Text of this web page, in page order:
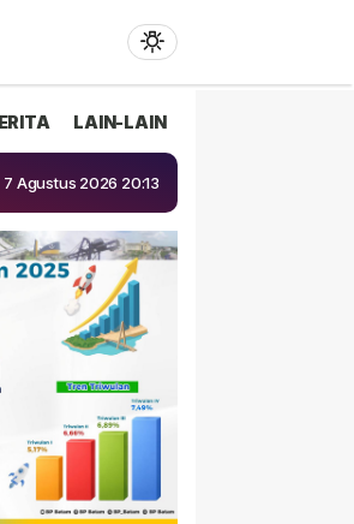
LAIN-LAIN
7 Agustus 2026 20:13